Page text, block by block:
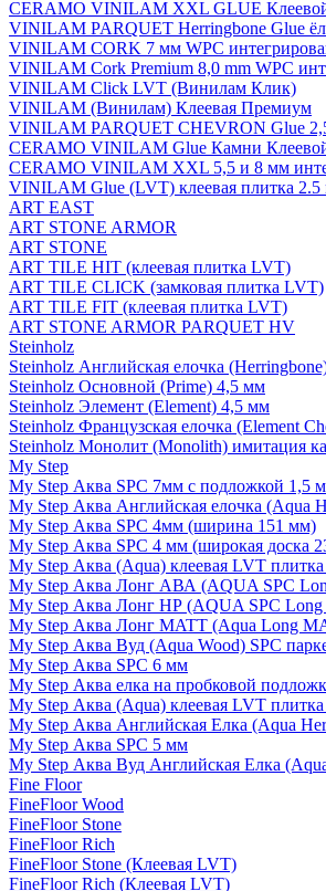
CERAMO VINILAM XXL GLUE
VINILAM PARQUET Herringbone Glue
VINILAM CORK 7 мм WPC
VINILAM Cork Premium 8,0 mm WPC
VINILAM Click LVT (Винилам Клик)
VINILAM (Винилам) Клеевая Премиум
VINILAM PARQUET CHEVRON Glue
CERAMO VINILAM Glue Камни
CERAMO VINILAM XXL 5,5 и 8 мм
VINILAM Glue (LVT) клеевая плитка
ART EAST
ART STONE ARMOR
ART STONE
ART TILE HIT (клеевая плитка LVT)
ART TILE CLICK (замковая плитка LVT)
ART TILE FIT (клеевая плитка LVT)
ART STONE ARMOR PARQUET HV
Steinholz
Steinholz Английская елочка
Steinholz Основной (Prime) 4,5 мм
Steinholz Элемент (Element) 4,5 мм
Steinholz Французская елочка (Element
Steinholz Монолит (Monolith) имитация
My Step
My Step Аква SPC 7мм c подложкой 1,5
My Step Аква Английская елочка (Aqua
My Step Аква SPC 4мм (ширина 151 мм)
My Step Аква SPC 4 мм (широкая доска
My Step Аква (Aqua) клеевая LVT
My Step Аква Лонг АВА (AQUA SPC
My Step Аква Лонг НР (AQUA SPC
My Step Аква Лонг MATT (Aqua Long
My Step Аква Вуд (Aqua Wood) SPC
My Step Аква SPC 6 мм
My Step Аква елка на пробковой
My Step Аква (Aqua) клеевая LVT
My Step Аква Английская Елка (Aqua
My Step Аква SPC 5 мм
My Step Аква Вуд Английская Елка
Fine Floor
FineFloor Wood
FineFloor Stone
FineFloor Rich
FineFloor Stone (Клеевая LVT)
FineFloor Rich (Клеевая LVT)